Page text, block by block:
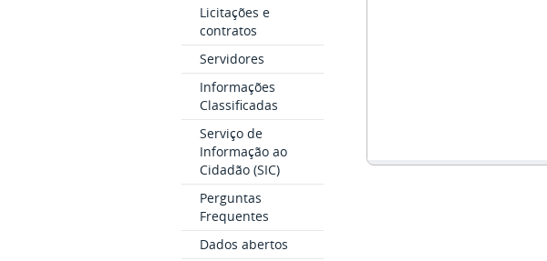
Licitações e
contratos
Servidores
Informações
Classificadas
Serviço de
Informação ao
Cidadão (SIC)
Perguntas
Frequentes
Dados abertos